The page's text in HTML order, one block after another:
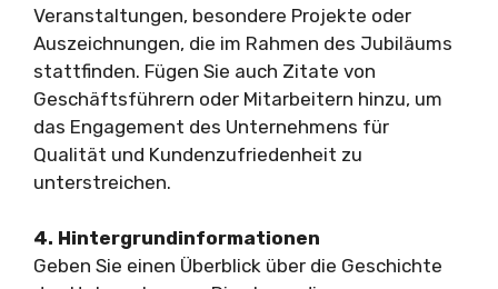
Veranstaltungen, besondere Projekte oder
Auszeichnungen, die im Rahmen des Jubiläums
stattfinden. Fügen Sie auch Zitate von
Geschäftsführern oder Mitarbeitern hinzu, um
das Engagement des Unternehmens für
Qualität und Kundenzufriedenheit zu
unterstreichen.
4. Hintergrundinformationen
Geben Sie einen Überblick über die Geschichte